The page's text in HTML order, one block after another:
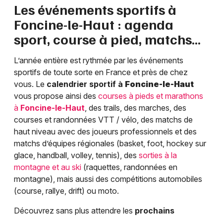
Les événements sportifs à
Foncine-le-Haut : agenda
sport, course à pied, matchs…
L’année entière est rythmée par les événements
sportifs de toute sorte en France et près de chez
vous. Le calendrier sportif à Foncine-le-Haut
vous propose ainsi des courses à pieds et marathons
à Foncine-le-Haut, des trails, des marches, des
courses et randonnées VTT / vélo, des matchs de
haut niveau avec des joueurs professionnels et des
matchs d’équipes régionales (basket, foot, hockey sur
glace, handball, volley, tennis), des sorties à la
montagne et au ski (raquettes, randonnées en
montagne), mais aussi des compétitions automobiles
(course, rallye, drift) ou moto.
Découvrez sans plus attendre les prochains